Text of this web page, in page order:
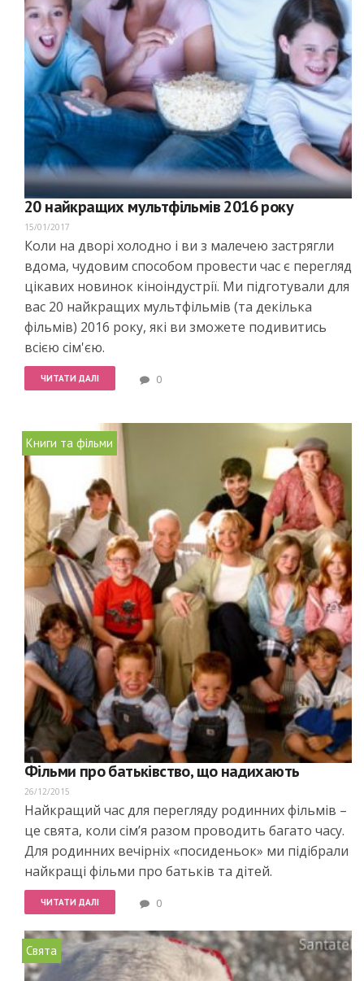
20 найкращих мультфільмів 2016 року
15/01/2017
Коли на дворі холодно і ви з малечею застрягли
вдома, чудовим способом провести час є перегляд
цікавих новинок кіноіндустрії. Ми підготували для
вас 20 найкращих мультфільмів (та декілька
фільмів) 2016 року, які ви зможете подивитись
всією сім'єю.
ЧИТАТИ ДАЛІ 0
Книги та фільми
Фільми про батьківство, що надихають
26/12/2015
Найкращий час для перегляду родинних фільмів –
це свята, коли сім’я разом проводить багато часу.
Для родинних вечірніх «посиденьок» ми підібрали
найкращі фільми про батьків та дітей.
ЧИТАТИ ДАЛІ 0
Свята